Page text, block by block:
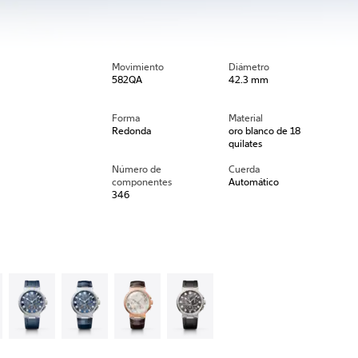
Movimiento
582QA
Diámetro
42.3 mm
Forma
Redonda
Material
oro blanco de 18
quilates
Número de
componentes
346
Cuerda
Automático